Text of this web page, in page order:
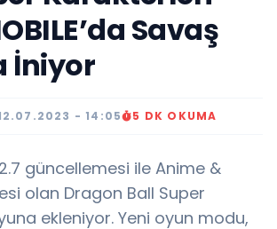
Savaş
İniyor
- 14:05 5 DK OKUMA
2.7 güncellemesi ile Anime &
olan Dragon Ball Super
ekleniyor. Yeni oyun modu,